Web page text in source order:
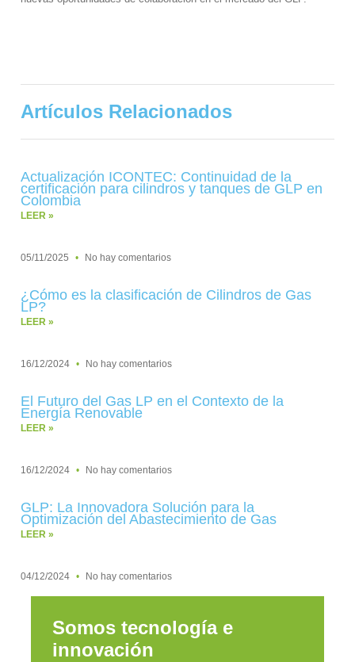
Artículos Relacionados
Actualización ICONTEC: Continuidad de la
certificación para cilindros y tanques de GLP en
Colombia
LEER »
05/11/2025 No hay comentarios
¿Cómo es la clasificación de Cilindros de Gas
LP?
LEER »
16/12/2024 No hay comentarios
El Futuro del Gas LP en el Contexto de la
Energía Renovable
LEER »
16/12/2024 No hay comentarios
GLP: La Innovadora Solución para la
Optimización del Abastecimiento de Gas
LEER »
04/12/2024 No hay comentarios
Somos tecnología e
innovación